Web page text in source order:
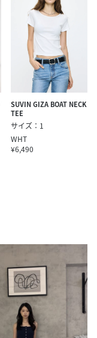
SUVIN GIZA BOAT NECK
TEE
サイズ：1
WHT
¥6,490